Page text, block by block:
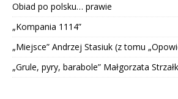
Obiad po polsku… prawie
„Kompania 1114”
„Miejsce” Andrzej Stasiuk (z tomu
„Grule, pyry, barabole” Małgorzata